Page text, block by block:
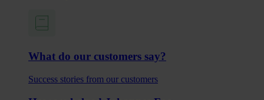
What do our customers say?
Success stories from our customers